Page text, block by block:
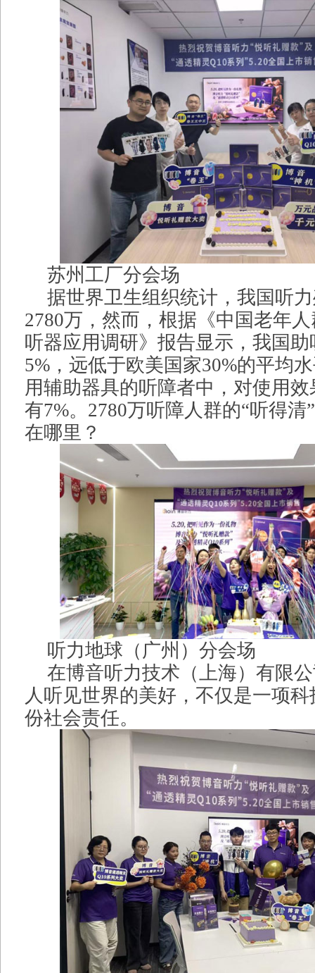
苏州工厂分会场
据世界卫生组织统计，我国听
2780万，然而，根据《中国老年
听器应用调研》报告显示，我国
5%，远低于欧美国家30%的平均
用辅助器具的听障者中，对使用
有7%。2780万听障人群的“听得清
在哪里？
听力地球（广州）分会场
在博音听力技术（上海）有限
人听见世界的美好，不仅是一项
份社会责任。